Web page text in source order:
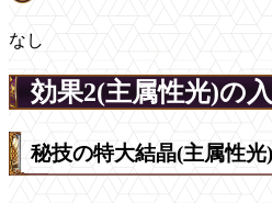
なし
効果2(主属性光)の
秘技の特大結晶(主属性光)